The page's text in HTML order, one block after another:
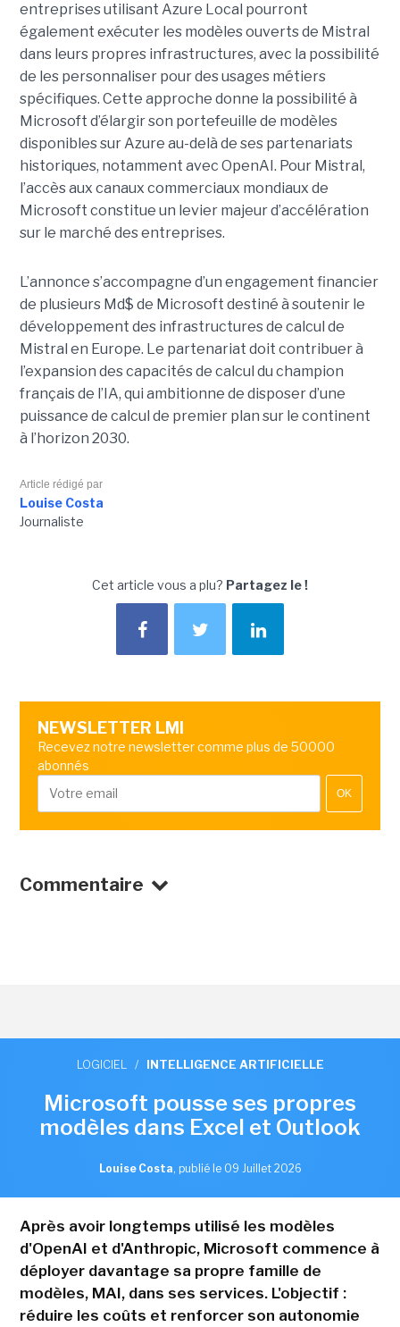
entreprises utilisant Azure Local pourront
également exécuter les modèles ouverts de Mistral
dans leurs propres infrastructures, avec la possibilité
de les personnaliser pour des usages métiers
spécifiques. Cette approche donne la possibilité à
Microsoft d’élargir son portefeuille de modèles
disponibles sur Azure au-delà de ses partenariats
historiques, notamment avec OpenAI. Pour Mistral,
l’accès aux canaux commerciaux mondiaux de
Microsoft constitue un levier majeur d’accélération
sur le marché des entreprises.
L’annonce s’accompagne d’un engagement financier
de plusieurs Md$ de Microsoft destiné à soutenir le
développement des infrastructures de calcul de
Mistral en Europe. Le partenariat doit contribuer à
l’expansion des capacités de calcul du champion
français de l’IA, qui ambitionne de disposer d’une
puissance de calcul de premier plan sur le continent
à l’horizon 2030.
Article rédigé par
Louise Costa
Journaliste
Cet article vous a plu? Partagez le !
NEWSLETTER LMI
Recevez notre newsletter comme plus de 50000
abonnés
OK
Commentaire
LOGICIEL / INTELLIGENCE ARTIFICIELLE
Microsoft pousse ses propres
modèles dans Excel et Outlook
Louise Costa, publié le 09 Juillet 2026
Après avoir longtemps utilisé les modèles
d'OpenAI et d'Anthropic, Microsoft commence à
déployer davantage sa propre famille de
modèles, MAI, dans ses services. L'objectif :
réduire les coûts et renforcer son autonomie